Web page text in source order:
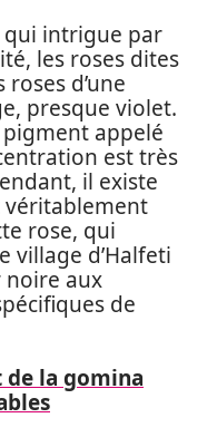
qui intrigue par
les roses dites
d’une
presque violet.
appelé
est très
il existe
véritablement
rose, qui
village d’Halfeti
noire aux
de
la gomina